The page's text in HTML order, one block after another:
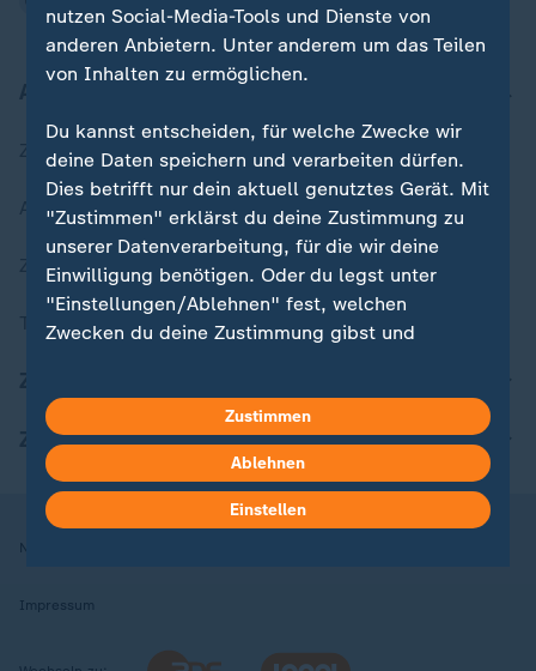
Zuletzt veröffentlicht
Aktuelle Sendungs-Videos
ZDFheute Stories
Themen im Überblick
ZDFheute Apps
Nutzungsbedingungen
Impressum
nutzen Social-Media-Tools und Dienste von
anderen Anbietern. Unter anderem um das Teilen
von Inhalten zu ermöglichen.
Du kannst entscheiden, für welche Zwecke wir
deine Daten speichern und verarbeiten dürfen.
Dies betrifft nur dein aktuell genutztes Gerät. Mit
"Zustimmen" erklärst du deine Zustimmung zu
unserer Datenverarbeitung, für die wir deine
Einwilligung benötigen. Oder du legst unter
"Einstellungen/Ablehnen" fest, welchen
Zwecken du deine Zustimmung gibst und
in deinen Einstellungen widerrufen oder ändern.
Hier findest du das Impressum.
Weitere Informationen findest du in unserer
Datenschutzerklärung.
Zustimmen
Ablehnen
Einstellen